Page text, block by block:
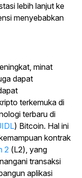
lebih lanjut ke
menyebabkan
minat
dapat
terkemuka di
terbaru di
) Bitcoin. Hal ini
kontrak
2 (L2), yang
transaksi
aplikasi